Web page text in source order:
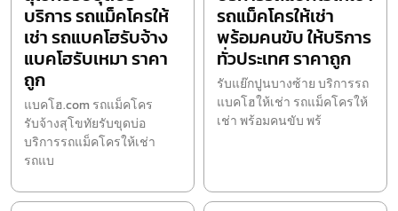
บริการ รถแม็คโครให้
เช่า รถแบคโฮรับจ้าง
แบคโฮรับเหมา ราคา
ถูก
แบคโฮ.com รถแม็คโคร
รับจ้างสุโขทัยรับขุดบ่อ
บริการรถแม็คโครให้เช่า
รถแบ
รถแม็คโครให้เช่า
พร้อมคนขับ ให้บริการ
ทั่วประเทศ ราคาถูก
รับแย๊กปูนบางซ้าย บริการรถ
แบคโฮให้เช่า รถแม็คโครให้
เช่า พร้อมคนขับ พร้